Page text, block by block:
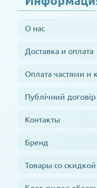
О нас
Доставка и оплата
Оплата частями и
Публічний
Контакты
Бренд
Товары со скидкой